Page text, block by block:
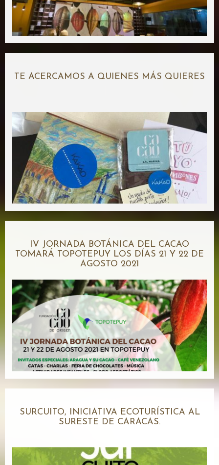
TE ACERCAMOS A QUIENES MÁS QUIERES
IV JORNADA BOTÁNICA DEL CACAO
TOMARÁ TOPOTEPUY LOS DÍAS 21 Y 22 DE
AGOSTO 2021
SURCUITO, INICIATIVA ECOTURÍSTICA AL
SURESTE DE CARACAS.